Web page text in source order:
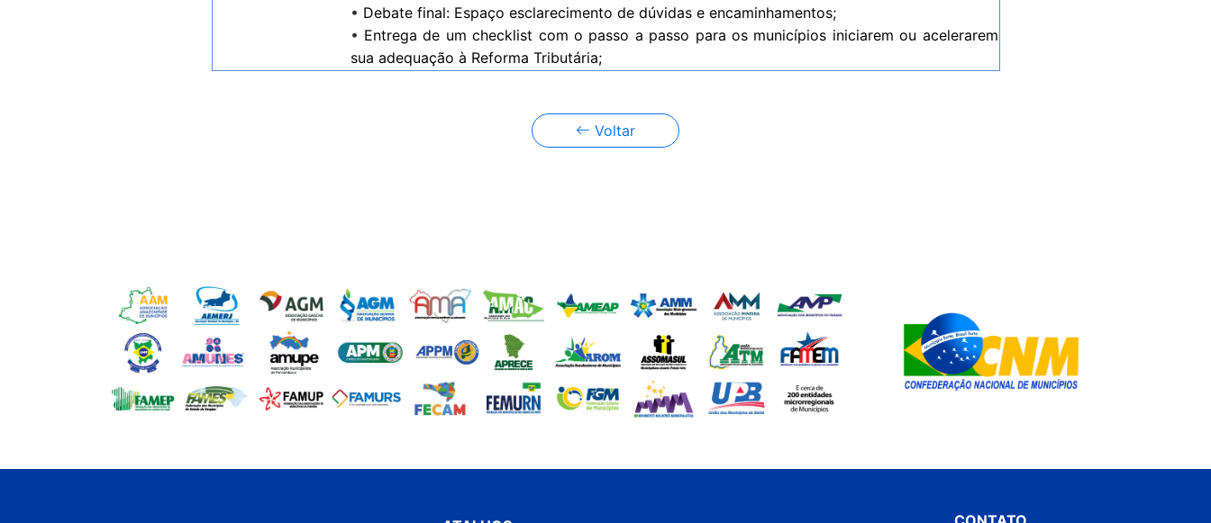
• Debate final: Espaço esclarecimento de dúvidas e encaminhamentos;
• Entrega de um checklist com o passo a passo para os municípios iniciarem ou acelerarem
sua adequação à Reforma Tributária;
Voltar